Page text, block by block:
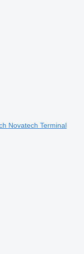
Novatech Terminal